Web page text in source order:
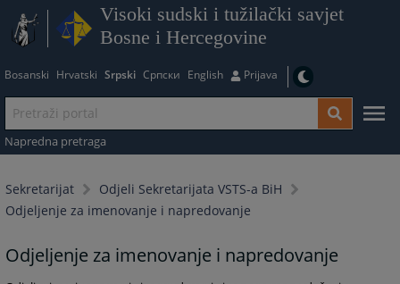
Visoki sudski i tužilački savjet
Bosne i Hercegovine
Bosanski Hrvatski Srpski Српски English Prijava
Napredna pretraga
Sekretarijat
Odjeli Sekretarijata VSTS-a BiH
Odjeljenje za imenovanje i napredovanje
Odjeljenje za imenovanje i napredovanje